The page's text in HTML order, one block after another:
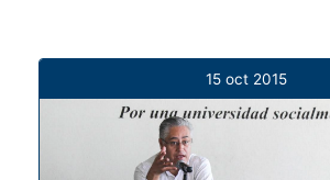
15 oct 2015